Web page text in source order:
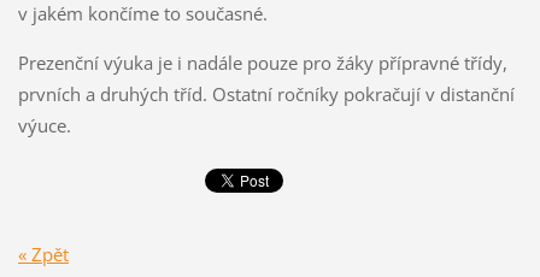
v jakém končíme to současné.
Prezenční výuka je i nadále pouze pro žáky přípravné třídy,
prvních a druhých tříd. Ostatní ročníky pokračují v distanční
výuce.
« Zpět